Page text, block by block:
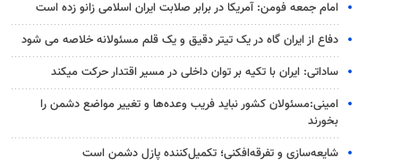
امام جمعه فومن: آمریکا در برابر صلابت ایران اسلامی زانو زده است
دفاع از ایران گاه در یک تیتر دقیق و یک قلم مسئولانه خلاصه می شود
ساداتی: ایران با تکیه بر توان داخلی در مسیر اقتدار حرکت میکند
امینی:مسئولان کشور نباید فریب وعده‌ها و تغییر مواضع دشمن را
بخورند
شایعه‌سازی و تفرقه‌افکنی؛ تکمیل‌کننده پازل دشمن است